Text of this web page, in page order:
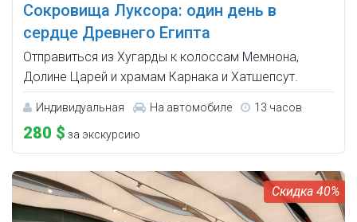
Сокровища Луксора: один день в
сердце Древнего Египта
Отправиться из Хугарды к колоссам Мемнона,
Долине Царей и храмам Карнака и Хатшепсут.
Индивидуальная На автомобиле 13 часов
280 $ за экскурсию
40%